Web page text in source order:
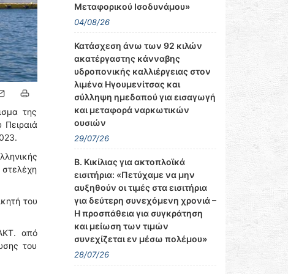
της
του
από
του
Μεταφορικού Ισοδυνάμου»
04/08/26
Κατάσχεση άνω των 92 κιλών
ακατέργαστης κάνναβης
υδροπονικής καλλιέργειας στον
λιμένα Ηγουμενίτσας και
σύλληψη ημεδαπού για εισαγωγή
και μεταφορά ναρκωτικών
ουσιών
29/07/26
Β. Κικίλιας για ακτοπλοϊκά
εισιτήρια: «Πετύχαμε να μην
αυξηθούν οι τιμές στα εισιτήρια
για δεύτερη συνεχόμενη χρονιά –
Η προσπάθεια για συγκράτηση
και μείωση των τιμών
συνεχίζεται εν μέσω πολέμου»
28/07/26